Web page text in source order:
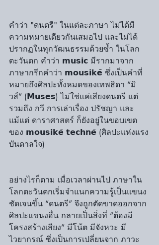
คำว่า "ดนตรี" ในแต่ละภาษา ไม่ได้มี
ความหมายเดียวกันเสมอไป และไม่ได้
ปรากฏในทุกวัฒนธรรมด้วยซ้ำ ในโลก
ตะวันตก คำว่า 𝗺𝘂𝘀𝗶𝗰 มีรากมาจาก
ภาษากรีกคำว่า 𝗺𝗼𝘂𝘀𝗶𝗸𝗲̄ ซึ่งเป็นคำที่
หมายถึงศิลปะทั้งหมดของเทพธิดา “มิ
วส์” (𝗠𝘂𝘀𝗲𝘀) ไม่ใช่แค่เสียงดนตรี แต่
รวมถึง กวี การเล่าเรื่อง ปรัชญา และ
แม้แต่ ดาราศาสตร์ ก็ยังอยู่ในขอบเขต
ของ 𝗺𝗼𝘂𝘀𝗶𝗸𝗲̄ 𝘁𝗲𝗰𝗵𝗻𝗲̄ (ศิลปะแห่งแรง
บันดาลใจ)
อย่างไรก็ตาม เมื่อเวลาผ่านไป ภาษาใน
โลกตะวันตกเริ่มจำแนกความรู้เป็นแขนง
ชัดเจนขึ้น “ดนตรี” จึงถูกตัดขาดออกจาก
ศิลปะแขนงอื่น กลายเป็นสิ่งที่ “ต้องมี
โครงสร้างเสียง” มีโน้ต มีจังหวะ มี
ไวยากรณ์ ซึ่งเป็นการเปลี่ยนจาก ภาวะ